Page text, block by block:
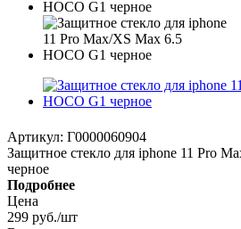
Артикул: Г0000060904
Защитное стекло для iphone 11 Pro
черное
Подробнее
Цена
299 руб./шт